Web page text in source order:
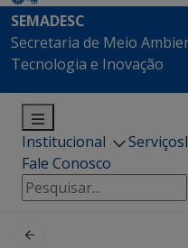
SEMADESC
Secretaria de Meio
Tecnologia e Inovação
Institucional Serviços
Fale Conosco
Pesquisar
por: